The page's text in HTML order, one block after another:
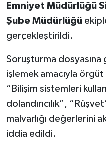
Emniyet Müdürlüğü
Şube Müdürlüğü
gerçekleştirildi.
Soruşturma
işlemek amacıyla örgüt
“Bilişim sistemleri
dolandırıcılık”,
malvarlığı değerlerini
iddia edildi.